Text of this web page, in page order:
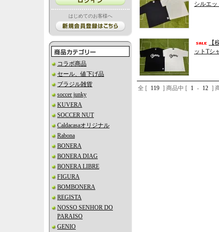
はじめてのお客様へ
コラボ商品
セール、値下げ品
ブラジル雑貨
soccer junky
KUVERA
SOCCER NUT
Caldacasaオリジナル
Rabona
BONERA
BONERA DIAG
BONERA LIBRE
FIGURA
BOMBONERA
REGISTA
NOSSO SENHOR DO
PARAISO
GENIO
シルエッ
【
ットTシ
全 [ 119 ] 商品中 [ 1 - 12 ]